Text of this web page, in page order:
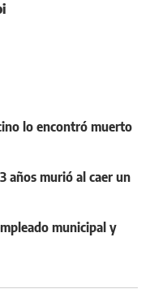
lo encontró muerto
años murió al caer un
municipal y